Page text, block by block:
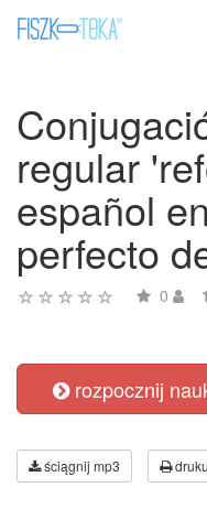
regular
español
perfecto
0
rozpocznij
ściągnij mp3